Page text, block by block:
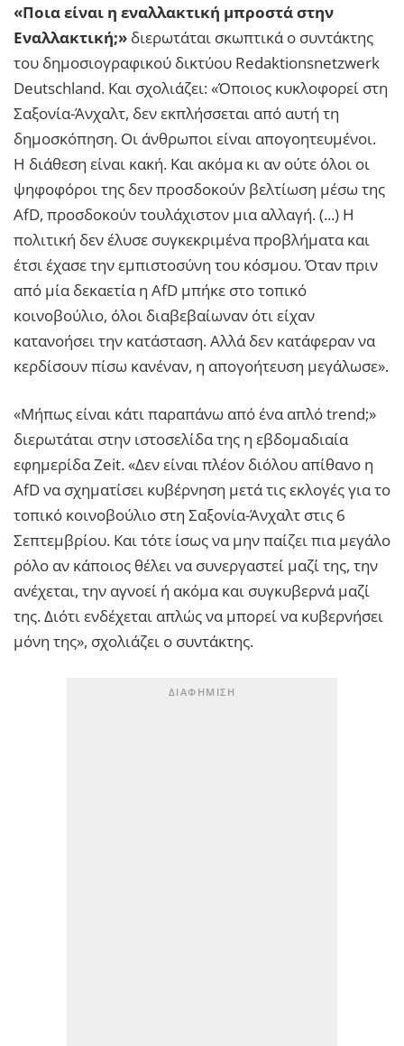
«Ποια είναι η εναλλακτική μπροστά στην
Εναλλακτική;» διερωτάται σκωπτικά ο συντάκτης
του δημοσιογραφικού δικτύου Redaktionsnetzwerk
Deutschland. Και σχολιάζει: «Όποιος κυκλοφορεί στη
Σαξονία-Άνχαλτ, δεν εκπλήσσεται από αυτή τη
δημοσκόπηση. Οι άνθρωποι είναι απογοητευμένοι.
Η διάθεση είναι κακή. Και ακόμα κι αν ούτε όλοι οι
ψηφοφόροι της δεν προσδοκούν βελτίωση μέσω της
AfD, προσδοκούν τουλάχιστον μια αλλαγή. (...) Η
πολιτική δεν έλυσε συγκεκριμένα προβλήματα και
έτσι έχασε την εμπιστοσύνη του κόσμου. Όταν πριν
από μία δεκαετία η AfD μπήκε στο τοπικό
κοινοβούλιο, όλοι διαβεβαίωναν ότι είχαν
κατανοήσει την κατάσταση. Αλλά δεν κατάφεραν να
κερδίσουν πίσω κανέναν, η απογοήτευση μεγάλωσε».
«Μήπως είναι κάτι παραπάνω από ένα απλό trend;»
διερωτάται στην ιστοσελίδα της η εβδομαδιαία
εφημερίδα Zeit. «Δεν είναι πλέον διόλου απίθανο η
AfD να σχηματίσει κυβέρνηση μετά τις εκλογές για το
τοπικό κοινοβούλιο στη Σαξονία-Άνχαλτ στις 6
Σεπτεμβρίου. Και τότε ίσως να μην παίζει πια μεγάλο
ρόλο αν κάποιος θέλει να συνεργαστεί μαζί της, την
ανέχεται, την αγνοεί ή ακόμα και συγκυβερνά μαζί
της. Διότι ενδέχεται απλώς να μπορεί να κυβερνήσει
μόνη της», σχολιάζει ο συντάκτης.